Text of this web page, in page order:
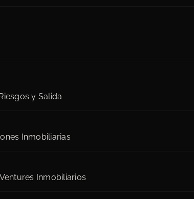
y Salida
Inmobiliarias
Inmobiliarios